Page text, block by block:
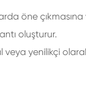
öne çıkmasına
oluşturur.
veya yenilikçi